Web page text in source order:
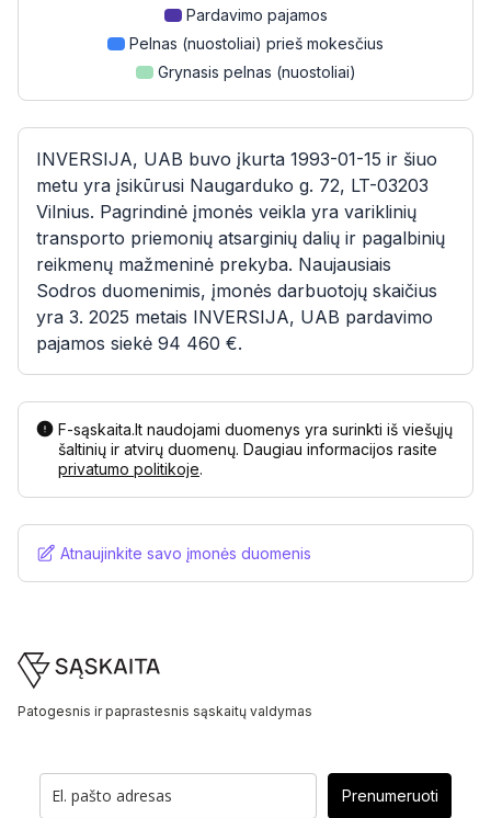
Pardavimo pajamos
Pelnas (nuostoliai) prieš mokesčius
Grynasis pelnas (nuostoliai)
INVERSIJA, UAB buvo įkurta 1993-01-15 ir šiuo
metu yra įsikūrusi Naugarduko g. 72, LT-03203
Vilnius. Pagrindinė įmonės veikla yra variklinių
transporto priemonių atsarginių dalių ir pagalbinių
reikmenų mažmeninė prekyba. Naujausiais
Sodros duomenimis, įmonės darbuotojų skaičius
yra 3. 2025 metais INVERSIJA, UAB pardavimo
pajamos siekė 94 460 €.
F-sąskaita.lt naudojami duomenys yra surinkti iš viešųjų
šaltinių ir atvirų duomenų. Daugiau informacijos rasite
privatumo politikoje.
Atnaujinkite savo įmonės duomenis
Footer
Patogesnis ir paprastesnis sąskaitų valdymas
Prenumeruoti